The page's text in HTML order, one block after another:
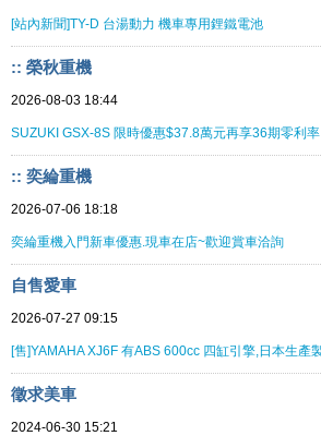
[站內新聞]TY-D 台湯動力 機車專用鋰鐵電池
:: 榮秋重機
2026-08-03 18:44
SUZUKI GSX-8S 限時優惠$37.8萬元再享36期零利率
:: 奕綸重機
2026-07-06 18:18
奕綸重機入門新車優惠.現車在店~歡迎賞車洽詢
自售愛車
2026-07-27 09:15
徵求美車
2024-06-30 15:21